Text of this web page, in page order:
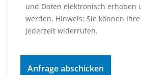
und Daten elektronisch erhoben
werden. Hinweis: Sie können
jederzeit widerrufen.